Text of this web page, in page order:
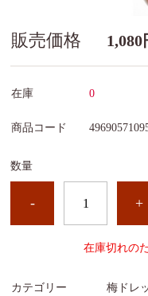
販売価格 1,080
在庫 0
商品コード
数量
- +
在庫切れの
カテゴリー 梅ドレ